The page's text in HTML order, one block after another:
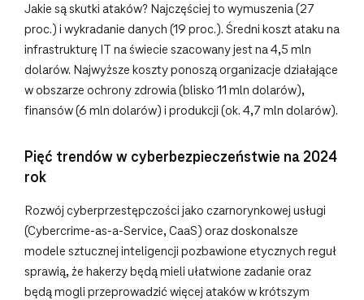
Jakie są skutki ataków? Najczęściej to wymuszenia (27
proc.) i wykradanie danych (19 proc.). Średni koszt ataku na
infrastrukturę IT na świecie szacowany jest na 4,5 mln
dolarów. Najwyższe koszty ponoszą organizacje działające
w obszarze ochrony zdrowia (blisko 11 mln dolarów),
finansów (6 mln dolarów) i produkcji (ok. 4,7 mln dolarów).
Pięć trendów w cyberbezpieczeństwie na 2024
rok
Rozwój cyberprzestępczości jako czarnorynkowej usługi
(Cybercrime-as-a-Service, CaaS) oraz doskonalsze
modele sztucznej inteligencji pozbawione etycznych reguł
sprawią, że hakerzy będą mieli ułatwione zadanie oraz
będą mogli przeprowadzić więcej ataków w krótszym